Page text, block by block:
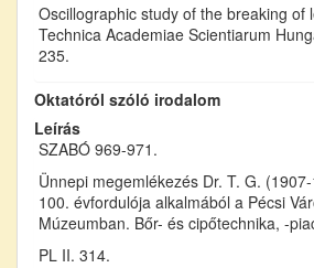
Oscillographic study of the breaking of
Technica Academiae Scientiarum
235.
Oktatóról szóló irodalom
Leírás
SZABÓ 969-971.
Ünnepi megemlékezés Dr. T. G.
100. évfordulója alkalmából a Pécsi
Múzeumban. Bőr- és cipőtechnika, -
PL II. 314.